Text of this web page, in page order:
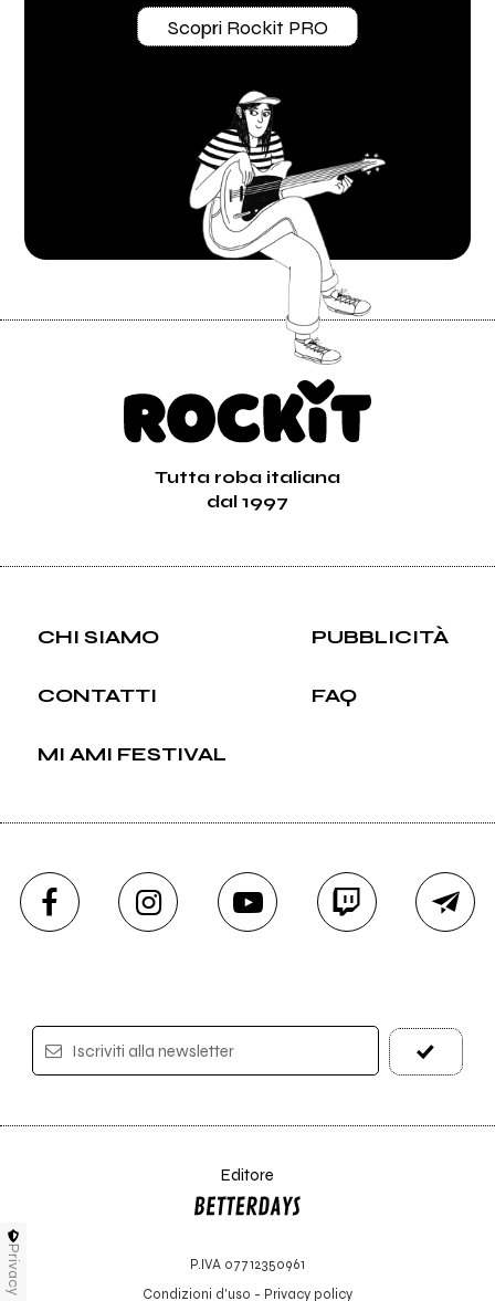
Scopri Rockit PRO
Tutta roba italiana
dal 1997
CHI SIAMO PUBBLICITÀ
CONTATTI FAQ
MI AMI FESTIVAL
Iscriviti alla newsletter
Editore
P.IVA 07712350961
Condizioni d'uso - Privacy policy
Privacy